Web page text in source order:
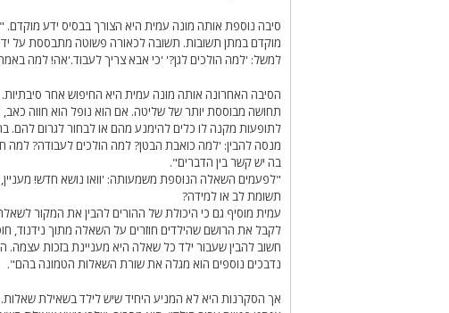
סיבה נוספת אותה מונה עמית היא הצורך בבסיס ידע
מוקדם במתן תשובות. תשובה לכאורה פשוטה מתבססת על
למשל: 'למה הולכים לגן?' 'כי אבא צריך לעבוד.'אה! למה
הסיבה האחרונה אותה מונה עמית היא החיפוש אחר
תחושה מבוססת יותר של שליטה. אם הוא נופל הוא חווה
לתופעות מקנה לו כלים להימנע מהם או לבחור לגרום להם.
מנסה להבין: 'למה כואבת הבטן? למה הולכים לעבודה?
בה יש קשר בין הדברים".
"לפעמים השאלה הנוספת משמעותה: 'וואו נושא חדש! מעניין,
תשומת לב או למידה?
עמית מוסיף גם כי היכולת של ההורים להבין את המקור
לקבל את הרושם שהילדים חוזרים על השאלה מתוך נידנוד,
חשוב להבין שעבור ילד כל שאלה היא מעניינת בזכות
נדבכים נוספים הוא מגלה את שורת השאלות הטמונה בהם".
אך הסקרנות היא לא המניע היחיד שיש לילד בשאילת